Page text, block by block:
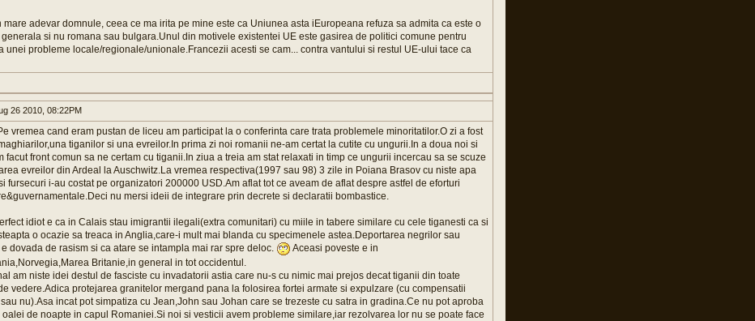
mare adevar domnule, ceea ce ma irita pe mine este ca Uniunea asta iEuropeana refuza sa admita ca este o
si nu romana sau bulgara.Unul din motivele existentei UE este gasirea de politici comune pentru
unei probleme locale/regionale/unionale.Francezii acesti se cam... contra vantului si restul UE-ului tace ca
26 2010, 08:22PM
vremea cand eram pustan de liceu am participat la o conferinta care trata problemele minoritatilor.O zi a fost
tiganilor si una evreilor.In prima zi noi romanii ne-am certat la cutite cu ungurii.In a doua noi si
facut front comun sa ne certam cu tiganii.In ziua a treia am stat relaxati in timp ce ungurii incercau sa se scuze
evreilor din Ardeal la Auschwitz.La vremea respectiva(1997 sau 98) 3 zile in Poiana Brasov cu niste apa
fursecuri i-au costat pe organizatori 200000 USD.Am aflat tot ce aveam de aflat despre astfel de eforturi
nu mersi ideii de integrare prin decrete si declaratii bombastice.
idiot e ca in Calais stau imigrantii ilegali(extra comunitari) cu miile in tabere similare cu cele tiganesti ca si
o ocazie sa treaca in Anglia,care-i mult mai blanda cu specimenele astea.Deportarea negrilor sau
dovada de rasism si ca atare se intampla mai rar spre deloc.
Aceasi poveste e in
Britanie,in general in tot occidentul.
am niste idei destul de fasciste cu invadatorii astia care nu-s cu nimic mai prejos decat tiganii din toate
vedere.Adica protejarea granitelor mergand pana la folosirea fortei armate si expulzare (cu compensatii
nu).Asa incat pot simpatiza cu Jean,John sau Johan care se trezeste cu satra in gradina.Ce nu pot aproba
oalei de noapte in capul Romaniei.Si noi si vesticii avem probleme similare,iar rezolvarea lor nu se poate face